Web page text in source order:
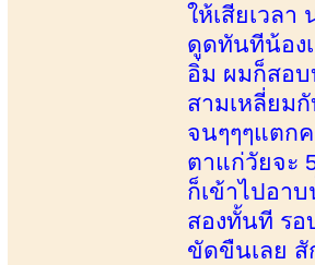
ให้เสียเวล
ดูดทันทีน้อง
อิ่ม ผมก็สอบ
สามเหลี่ยม
จนๆๆๆแตก
ตาแก่วัยจะ
ก็เข้าไปอา
สองทั้นที รอ
ขัดขืนเลย สั